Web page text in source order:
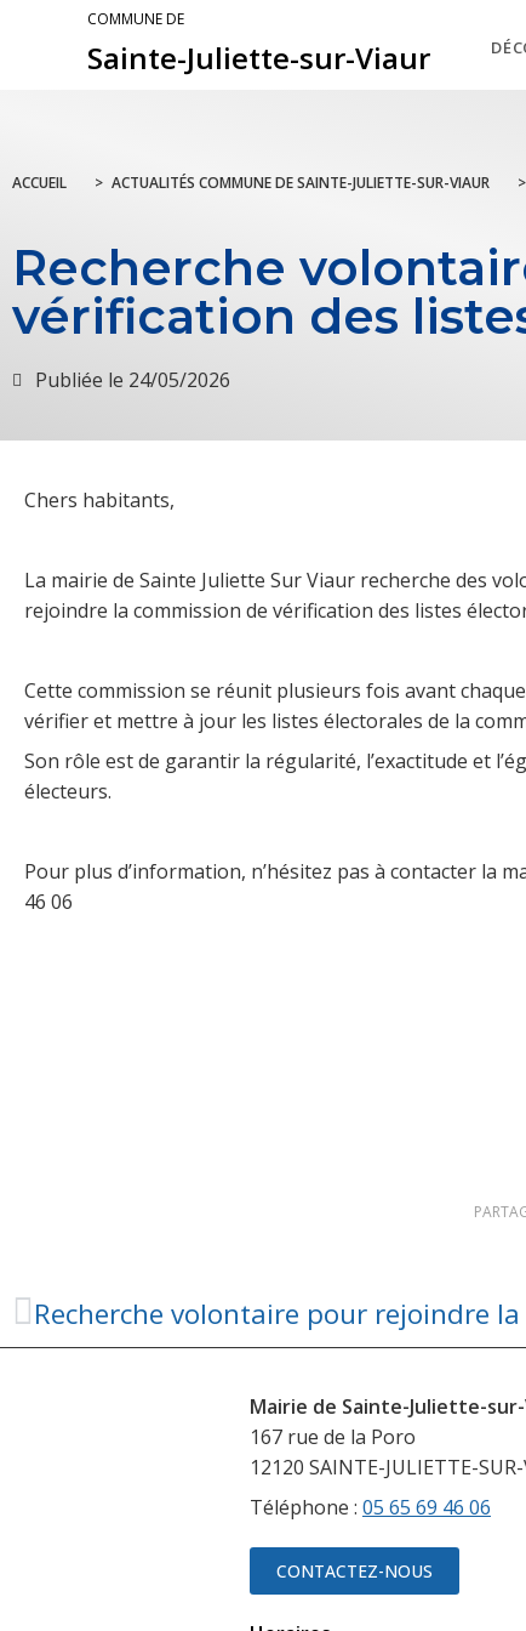
COMMUNE DE
Sainte-Juliette-sur-Viaur
ACCUEIL > ACTUALITÉS COMMUNE DE SAINTE-JULIETTE-SUR-VIAUR >
Recherche
vérification des
Publiée le 24/05/2026
Chers habitants,
La mairie de Sainte Juliette Sur Viaur recherche des
rejoindre la commission de vérification des listes
Cette commission se réunit plusieurs fois avant
vérifier et mettre à jour les listes électorales de la
Son rôle est de garantir la régularité, l’exactitude et
électeurs.
Pour plus d’information, n’hésitez pas à contacter la
46 06
Mairie de Sainte-Juliette-
167 rue de la Poro
12120 SAINTE-JULIETTE-
Téléphone : 05 65 69 46 06
CONTACTEZ-NOUS